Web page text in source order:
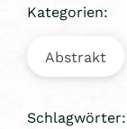
Kategorien:
Abstrakt
Schlagwörter: